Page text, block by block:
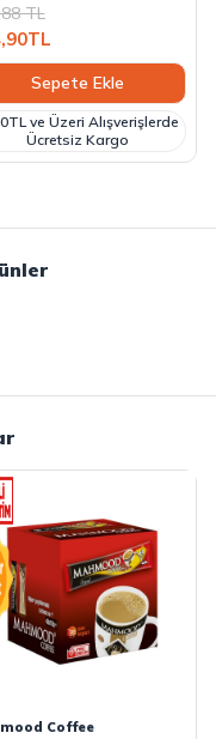
TL
TL
Sepete Ekle
ve Üzeri Alışverişlerde
Ücretsiz Kargo
Coffee